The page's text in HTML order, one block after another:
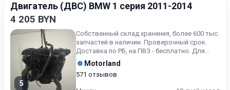
Двигатель (ДВС) BMW 1 серия 2011-2014
4 205 BYN
5
Собственный склад хранения, более 600 тыс.
запчастей в наличии. Проверочный срок.
Доставка по РБ, на ПВЗ - бесплатно. Для
получения актуальн...
Motorland
571 отзывов